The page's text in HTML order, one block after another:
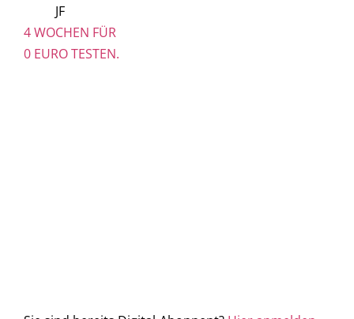
JF
4 WOCHEN FÜR
0 EURO TESTEN.